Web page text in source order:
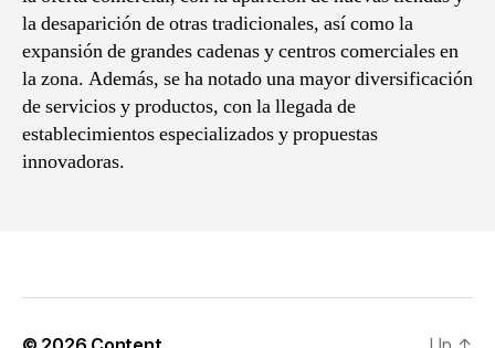
la desaparición de otras tradicionales, así como la
expansión de grandes cadenas y centros comerciales en
la zona. Además, se ha notado una mayor diversificación
de servicios y productos, con la llegada de
establecimientos especializados y propuestas
innovadoras.